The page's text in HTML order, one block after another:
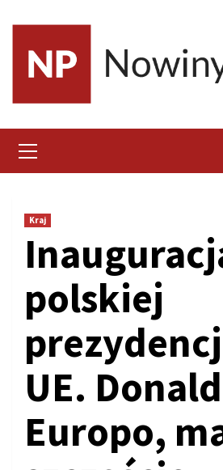
content
Menu
Kraj
polskiej
UE.
Europo,